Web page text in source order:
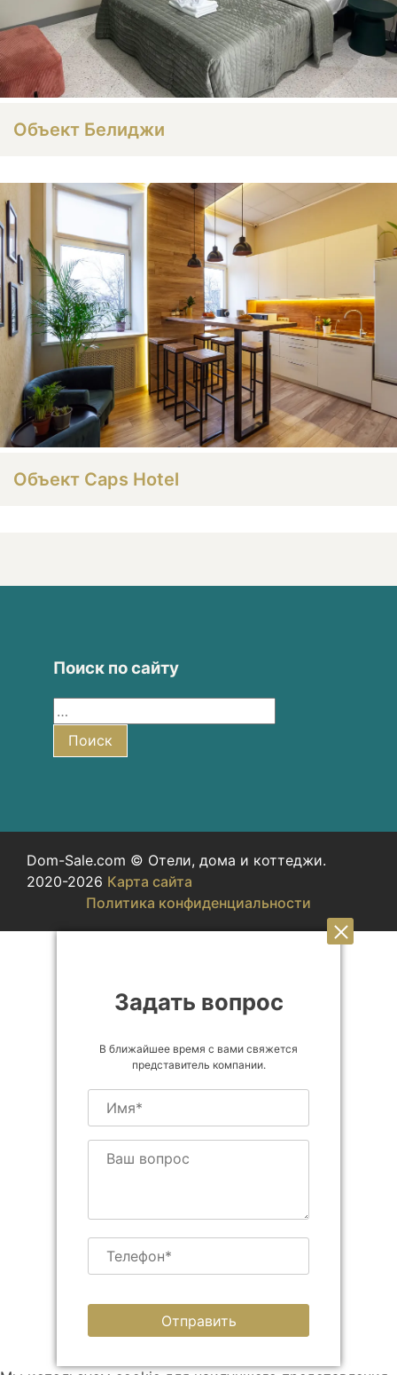
Объект Белиджи
Объект Caps Hotel
Поиск по сайту
Поиск
Dom-Sale.com © Отели, дома и коттеджи.
2020-2026 Карта сайта
Политика конфиденциальности
Задать вопрос
В ближайшее время с вами свяжется
представитель компании.